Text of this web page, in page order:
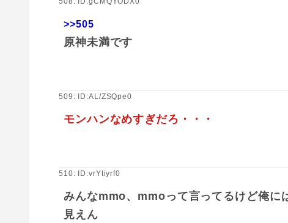
>>505
原神未満です
509: ID:AL/ZSQpe0
モンハンなめすぎだろ・・・
510: ID:vrYtiyrf0
みんなmmo、mmoって言ってるけど俺に
見えん